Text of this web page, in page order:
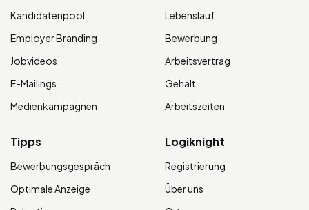
Kandidatenpool
Employer Branding
Jobvideos
E-Mailings
Medienkampagnen
Lebenslauf
Bewerbung
Arbeitsvertrag
Gehalt
Arbeitszeiten
Tipps
Bewerbungsgespräch
Optimale Anzeige
Logiknight
Registrierung
Über uns